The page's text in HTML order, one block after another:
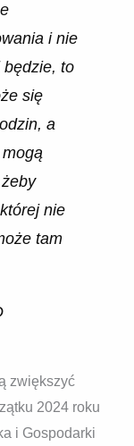
i nie
to
się
a
nie
tam
zwiększyć
2024 roku
i Gospodarki